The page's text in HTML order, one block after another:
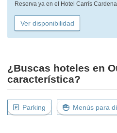
Reserva ya en el Hotel Carrís
Ver disponibilidad
¿Buscas hoteles en
característica?
Parking Menús para